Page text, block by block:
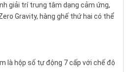
giải trí trung tâm dạng cảm ứng,
Gravity, hàng ghế thứ hai có thể
là hộp số tự động 7 cấp với chế độ